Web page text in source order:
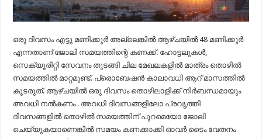
ഒരു ദിവസം എട്ടു മണിക്കൂര്‍ അല്ലെങ്കില്‍ ആഴ്ചയില്‍ 48 മണിക്കൂര്‍
എന്നതാണ് ജോലി സമയത്തിന്റെ കണക്ക്. ഹോട്ടലുകള്‍,
സെക്യൂരിറ്റി സേവനം തുടങ്ങി ചില മേഖലകളില്‍ മാത്രം തൊഴില്‍
സമയത്തില്‍ മാറ്റമുണ്ട്. പ്രൊബേഷന്‍ കാലാവധി ആറ് മാസത്തില്‍
കൂടരുത്. ആഴ്ചയില്‍ ഒരു ദിവസം തൊഴിലാളിക്ക് നിര്‍ബന്ധമായും
അവധി നല്‍കണം . അവധി ദിവസങ്ങളിലോ പ്രവൃത്തി
ദിവസങ്ങളില്‍ തൊഴില്‍ സമയത്തിന് പുറമെയോ ജോലി
ചെയ്യുകയാണെങ്കില്‍ സമയം കണക്കാക്കി ഓവര്‍ ടൈം വേതനം